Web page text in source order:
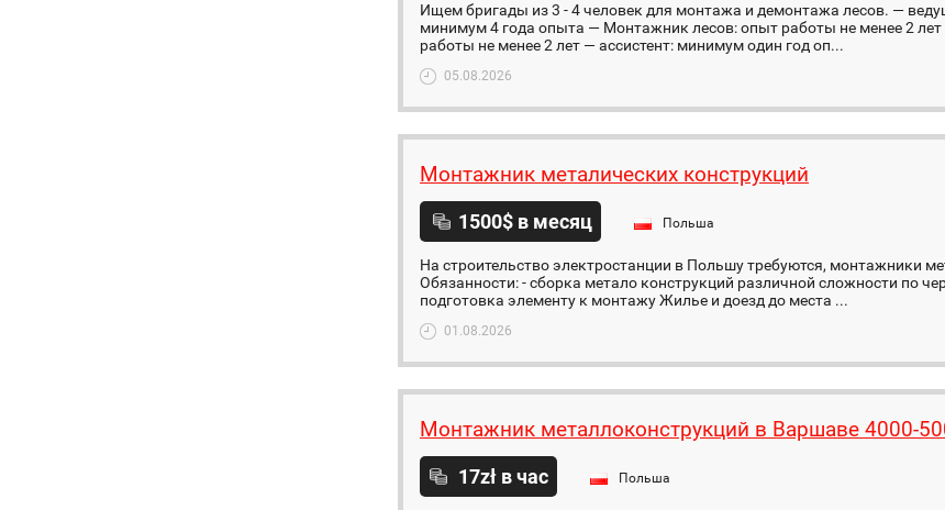
Ищем бригады из 3 - 4 человек для монтажа и демонтажа лесов. —
минимум 4 года опыта — Монтажник лесов: опыт работы не менее 2
работы не менее 2 лет — ассистент: минимум один год оп...
05.08.2026
Монтажник металических конструкций
1500$ в месяц Польша
На строительство электростанции в Польшу требуются, монтажники
Обязанности: - сборка метало конструкций различной сложности по
подготовка элементу к монтажу Жилье и доезд до места ...
01.08.2026
Монтажник металлоконструкций в Варшаве 4000-
17zł в час Польша